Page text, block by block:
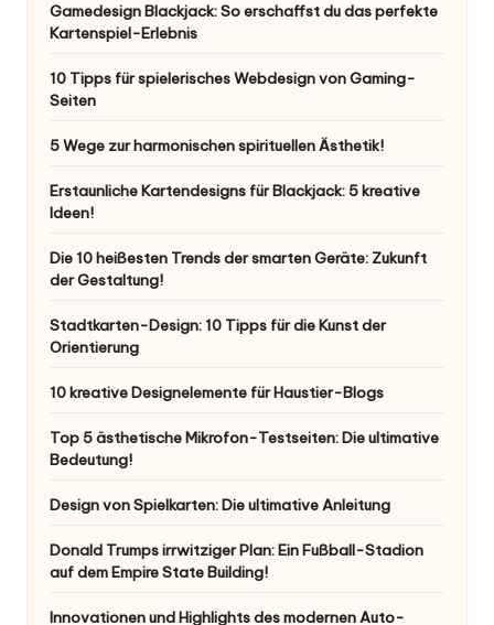
Gamedesign Blackjack: So erschaffst du das perfekte
Kartenspiel-Erlebnis
10 Tipps für spielerisches Webdesign von Gaming-
Seiten
5 Wege zur harmonischen spirituellen Ästhetik!
Erstaunliche Kartendesigns für Blackjack: 5 kreative
Ideen!
Die 10 heißesten Trends der smarten Geräte: Zukunft
der Gestaltung!
Stadtkarten-Design: 10 Tipps für die Kunst der
Orientierung
10 kreative Designelemente für Haustier-Blogs
Top 5 ästhetische Mikrofon-Testseiten: Die ultimative
Bedeutung!
Design von Spielkarten: Die ultimative Anleitung
Donald Trumps irrwitziger Plan: Ein Fußball-Stadion
auf dem Empire State Building!
Innovationen und Highlights des modernen Auto-